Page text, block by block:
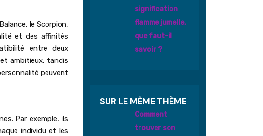
le Scorpion,
et des affinités
entre deux
ambitieux, tandis
peuvent
Par exemple, ils
individu et les
signification
flamme jumelle,
que faut-il
savoir ?
SUR LE MÊME THÈME
Comment
trouver son